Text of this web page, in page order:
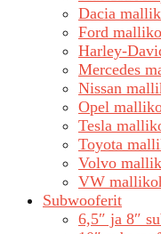
Dacia
Ford
Harley-
Mercedes
Nissan
Opel
Tesla
Toyota
Volvo
VW
Subwooferit
6,5″ ja 8″